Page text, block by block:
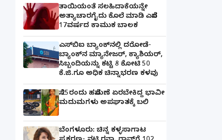
ತಾಯಿಯಂತೆ ಸಲಹಿದಾಕೆಯನ್ನೇ
ಅತ್ಯಾಚಾರಗೈದು ಕೊಲೆ ಮಾಡಿ ಎಸೆದ
17ವರ್ಷದ ಕಾಮುಕ ಬಾಲಕ
ಎಸ್‌ಬಿಐ ಬ್ಯಾಂಕ್‌ನಲ್ಲಿ‌ ದರೋಡೆ-
ಬ್ಯಾಂಕ್​ನ ಮ್ಯಾನೇಜರ್‌, ಕ್ಯಾಶಿಯರ್‌,
ಸಿಬ್ಬಂದಿಯನ್ನು ಕಟ್ಟಿ 8 ಕೋಟಿ 50
ಕೆ.ಜಿ.ಗೂ ಅಧಿಕ ಚಿನ್ನಾಭರಣ ಕಳವು
ಸೆ.25ರಂದು ಹಸೆಮಣೆ ಏರಬೇಕಿದ್ದ ಭಾವೀ
ಮದುಮಗಳು ಅಪಘಾತಕ್ಕೆ ಬಲಿ
ಬೆಂಗಳೂರು: ಚಿನ್ನ ಕಳ್ಳಸಾಗಾಟ